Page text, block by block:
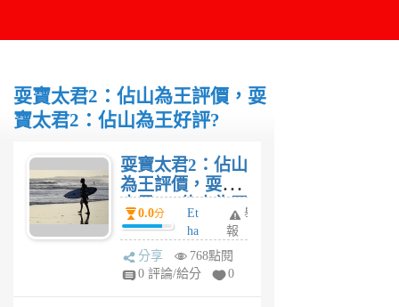
耍寶太君2：佔山為王評價，耍
寶太君2：佔山為王好評?
耍寶太君2：佔山
為王評價，耍寶
太君2：佔山為王
好評?
0.0分
Et
ha
n
5
舉
報
分享
768點閱
0 評論/給分
0